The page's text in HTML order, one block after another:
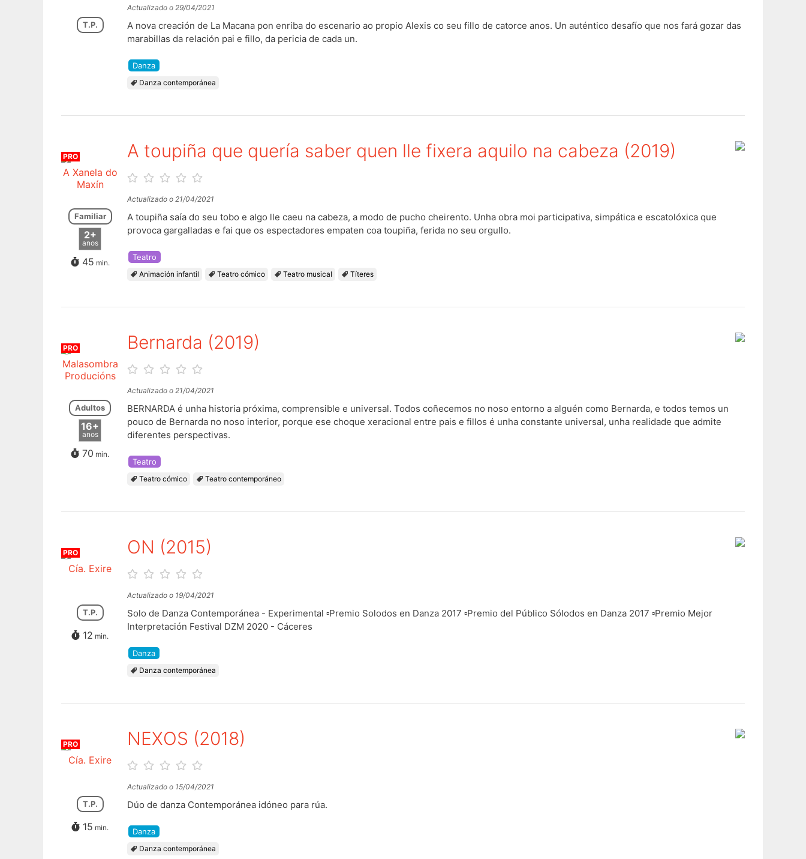
T.P.
Actualizado o 29/04/2021
A nova creación de La Macana pon enriba do escenario ao propio Alexis co seu fillo de catorce anos. Un auténtico desafío que nos fará gozar das
marabillas da relación pai e fillo, da pericia de cada un.
Danza
Danza contemporánea
PRO
A Xanela do
Maxín
Familiar
2+
anos
45 min.
A toupiña que quería saber quen lle fixera aquilo na cabeza (2019)
Actualizado o 21/04/2021
A toupiña saía do seu tobo e algo lle caeu na cabeza, a modo de pucho cheirento. Unha obra moi participativa, simpática e escatolóxica que
provoca gargalladas e fai que os espectadores empaten coa toupiña, ferida no seu orgullo.
Teatro
Animación infantil Teatro cómico Teatro musical Títeres
PRO
Malasombra
Producións
Adultos
16+
anos
70 min.
Bernarda (2019)
Actualizado o 21/04/2021
BERNARDA é unha historia próxima, comprensible e universal. Todos coñecemos no noso entorno a alguén como Bernarda, e todos temos un
pouco de Bernarda no noso interior, porque ese choque xeracional entre pais e fillos é unha constante universal, unha realidade que admite
diferentes perspectivas.
Teatro
Teatro cómico Teatro contemporáneo
PRO
Cía. Exire
T.P.
12 min.
ON (2015)
Actualizado o 19/04/2021
Solo de Danza Contemporánea - Experimental ▫️Premio Solodos en Danza 2017 ▫️Premio del Público Sólodos en Danza 2017 ▫️Premio Mejor
Interpretación Festival DZM 2020 - Cáceres
Danza
Danza contemporánea
PRO
Cía. Exire
T.P.
15 min.
NEXOS (2018)
Actualizado o 15/04/2021
Dúo de danza Contemporánea idóneo para rúa.
Danza
Danza contemporánea